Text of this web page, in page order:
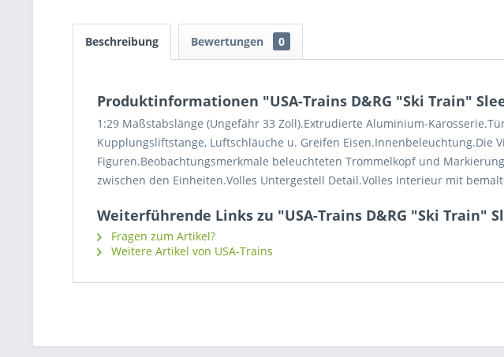
Beschreibung Bewertungen 0
Produktinformationen "USA-Trains D&RG "Ski Train"
1:29 Maßstabslänge (Ungefähr 33 Zoll).Extrudierte Aluminium-
Kupplungsliftstange, Luftschläuche u. Greifen
Figuren.Beobachtungsmerkmale beleuchteten Trommelkopf und
zwischen den Einheiten.Volles Untergestell Detail.Volles Interieur mit
Weiterführende Links zu "USA-Trains D&RG "Ski Train"
Fragen zum Artikel?
Weitere Artikel von USA-Trains